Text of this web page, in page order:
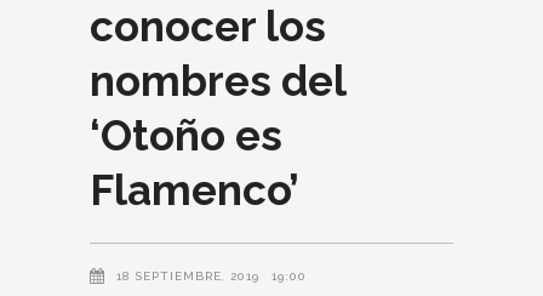
conocer los
nombres del
‘Otoño es
Flamenco’
18 SEPTIEMBRE, 2019 19:00